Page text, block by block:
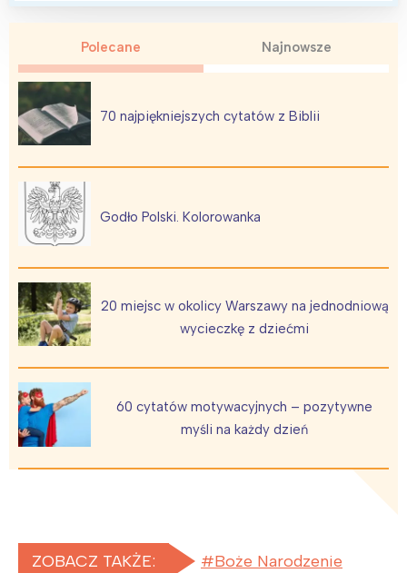
Polecane Najnowsze
70 najpiękniejszych cytatów z Biblii
Godło Polski. Kolorowanka
20 miejsc w okolicy Warszawy na jednodniową
wycieczkę z dziećmi
60 cytatów motywacyjnych – pozytywne
myśli na każdy dzień
ZOBACZ TAKŻE:
Boże Narodzenie
Interesują mnie wydarzenia z
Warszawa
Łódź
Trójmiasto
Poznań
Południe
Północ
Wybieram